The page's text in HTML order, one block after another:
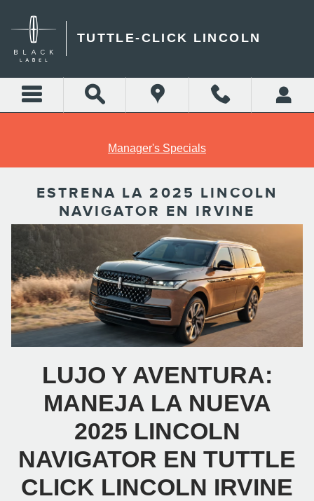
TUTTLE-CLICK LINCOLN
Manager's Specials
ESTRENA LA 2025 LINCOLN
NAVIGATOR EN IRVINE
LUJO Y AVENTURA:
MANEJA LA NUEVA
2025 LINCOLN
NAVIGATOR EN TUTTLE
CLICK LINCOLN IRVINE